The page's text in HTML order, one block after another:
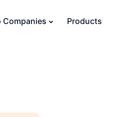
Companies Products